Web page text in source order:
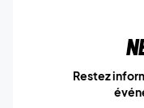
Restez